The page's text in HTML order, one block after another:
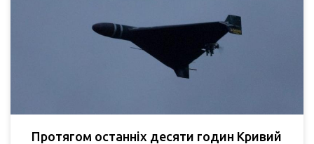
Протягом останніх десяти годин Кривий